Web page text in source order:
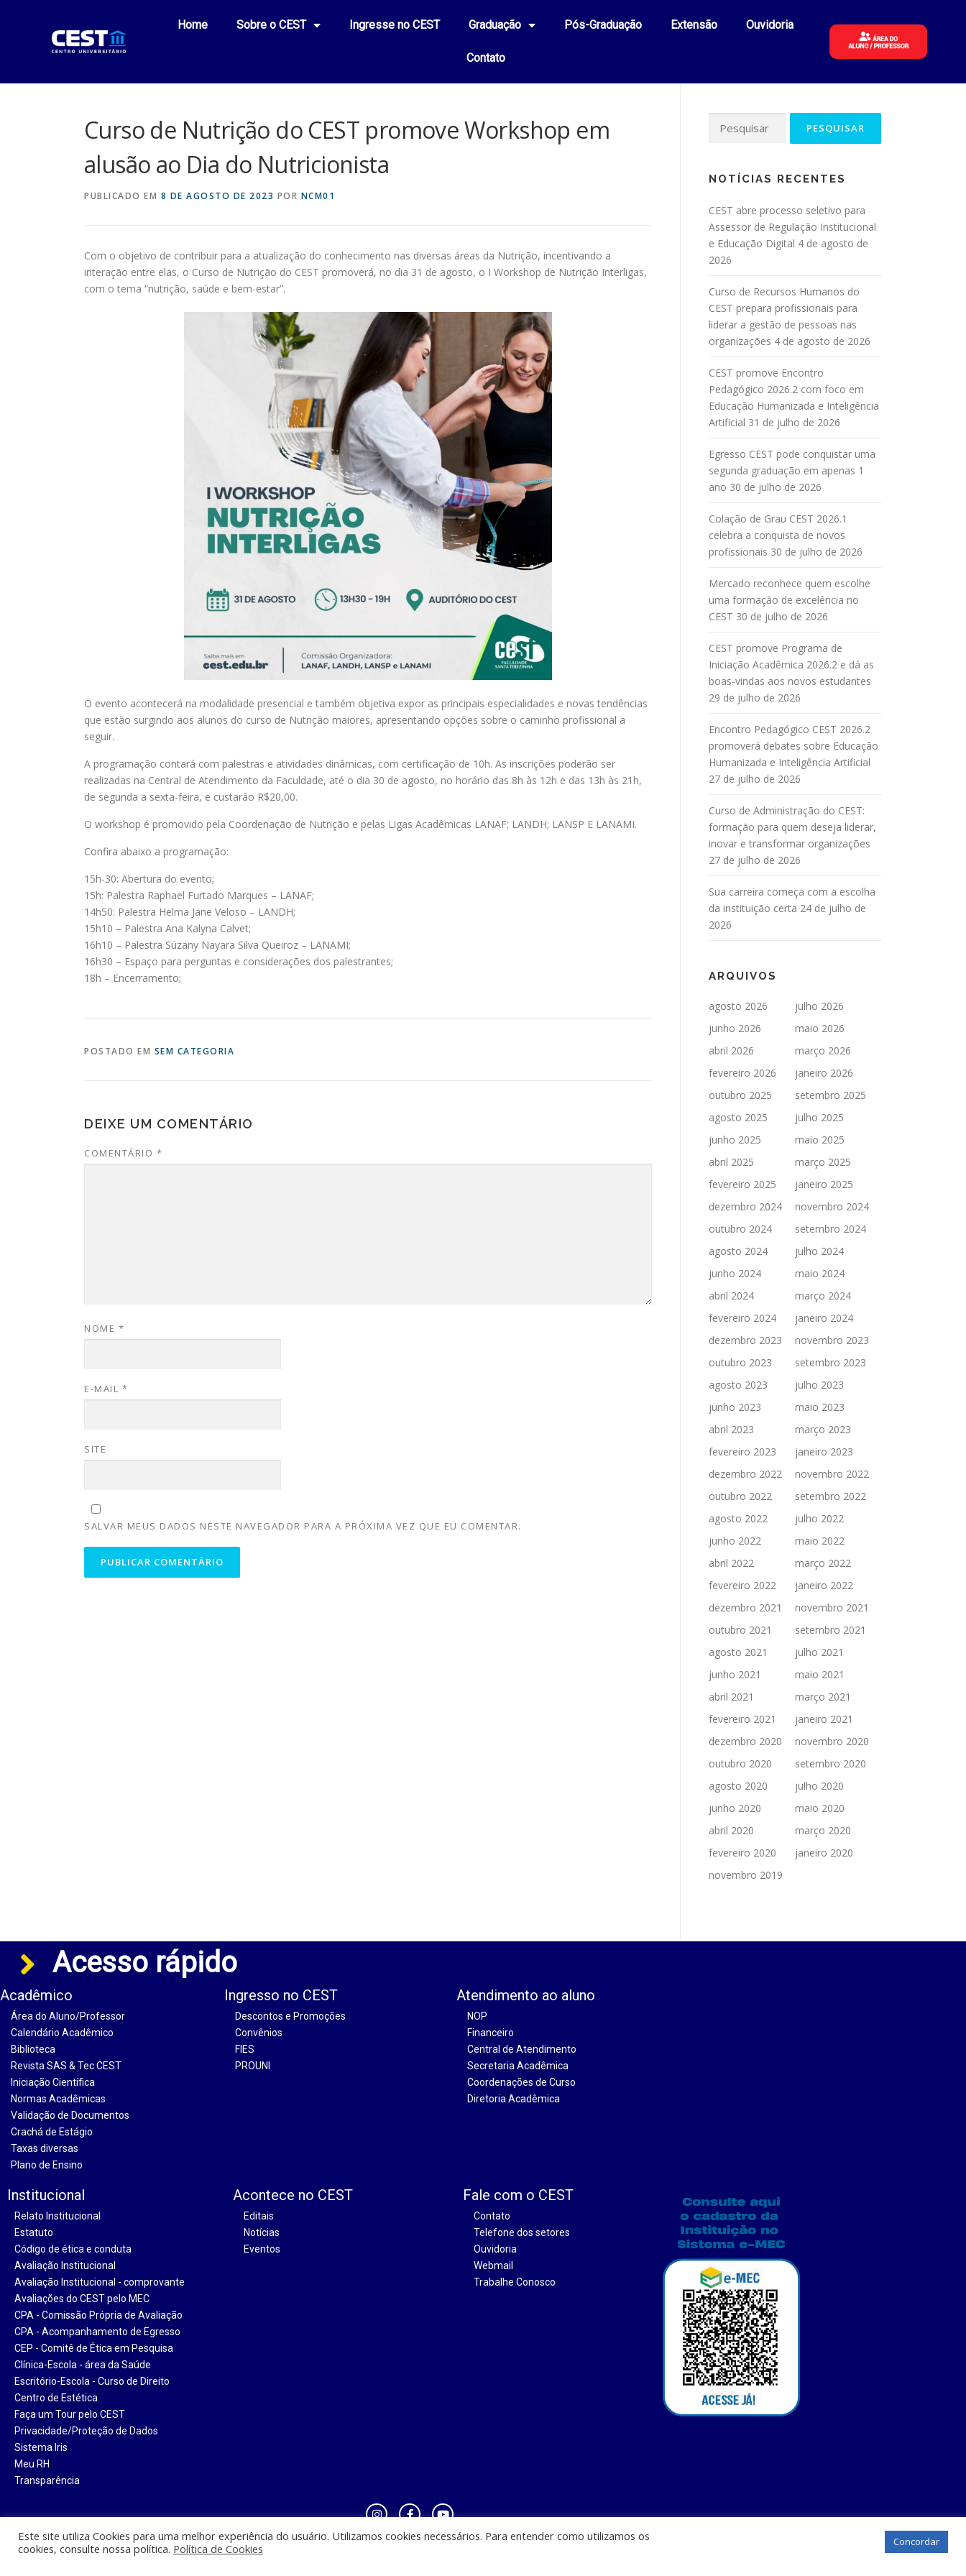
Home Sobre o CEST Ingresse no CEST Graduação Pós-Graduação Extensão Ouvidoria
Contato
Curso de Nutrição do CEST promove Workshop em
alusão ao Dia do Nutricionista
PUBLICADO EM 8 DE AGOSTO DE 2023 POR NCM01
Com o objetivo de contribuir para a atualização do conhecimento nas diversas áreas da Nutrição, incentivando a
interação entre elas, o Curso de Nutrição do CEST promoverá, no dia 31 de agosto, o I Workshop de Nutrição Interligas,
com o tema “nutrição, saúde e bem-estar”.
O evento acontecerá na modalidade presencial e também objetiva expor as principais especialidades e novas tendências
que estão surgindo aos alunos do curso de Nutrição maiores, apresentando opções sobre o caminho profissional a
seguir.
A programação contará com palestras e atividades dinâmicas, com certificação de 10h. As inscrições poderão ser
realizadas na Central de Atendimento da Faculdade, até o dia 30 de agosto, no horário das 8h às 12h e das 13h às 21h,
de segunda a sexta-feira, e custarão R$20,00.
O workshop é promovido pela Coordenação de Nutrição e pelas Ligas Acadêmicas LANAF; LANDH; LANSP E LANAMI.
Confira abaixo a programação:
15h-30: Abertura do evento;
15h: Palestra Raphael Furtado Marques – LANAF;
14h50: Palestra Helma Jane Veloso – LANDH;
15h10 – Palestra Ana Kalyna Calvet;
16h10 – Palestra Súzany Nayara Silva Queiroz – LANAMI;
16h30 – Espaço para perguntas e considerações dos palestrantes;
18h – Encerramento;
POSTADO EM SEM CATEGORIA
DEIXE UM COMENTÁRIO
COMENTÁRIO *
NOME *
E-MAIL *
SITE
SALVAR MEUS DADOS NESTE NAVEGADOR PARA A PRÓXIMA VEZ QUE EU COMENTAR.
NOTÍCIAS RECENTES
CEST abre processo seletivo para
Assessor de Regulação Institucional
e Educação Digital 4 de agosto de
2026
Curso de Recursos Humanos do
CEST prepara profissionais para
liderar a gestão de pessoas nas
organizações 4 de agosto de 2026
CEST promove Encontro
Pedagógico 2026.2 com foco em
Educação Humanizada e Inteligência
Artificial 31 de julho de 2026
Egresso CEST pode conquistar uma
segunda graduação em apenas 1
ano 30 de julho de 2026
Colação de Grau CEST 2026.1
celebra a conquista de novos
profissionais 30 de julho de 2026
Mercado reconhece quem escolhe
uma formação de excelência no
CEST 30 de julho de 2026
CEST promove Programa de
Iniciação Acadêmica 2026.2 e dá as
boas-vindas aos novos estudantes
29 de julho de 2026
Encontro Pedagógico CEST 2026.2
promoverá debates sobre Educação
Humanizada e Inteligência Artificial
27 de julho de 2026
Curso de Administração do CEST:
formação para quem deseja liderar,
inovar e transformar organizações
27 de julho de 2026
Sua carreira começa com a escolha
da instituição certa 24 de julho de
2026
ARQUIVOS
agosto 2026
julho 2026
junho 2026
maio 2026
abril 2026
março 2026
fevereiro 2026
janeiro 2026
outubro 2025
setembro 2025
agosto 2025
julho 2025
junho 2025
maio 2025
abril 2025
março 2025
fevereiro 2025
janeiro 2025
dezembro 2024
novembro 2024
outubro 2024
setembro 2024
agosto 2024
julho 2024
junho 2024
maio 2024
abril 2024
março 2024
fevereiro 2024
janeiro 2024
dezembro 2023
novembro 2023
outubro 2023
setembro 2023
agosto 2023
julho 2023
junho 2023
maio 2023
abril 2023
março 2023
fevereiro 2023
janeiro 2023
dezembro 2022
novembro 2022
outubro 2022
setembro 2022
agosto 2022
julho 2022
junho 2022
maio 2022
abril 2022
março 2022
fevereiro 2022
janeiro 2022
dezembro 2021
novembro 2021
outubro 2021
setembro 2021
agosto 2021
julho 2021
junho 2021
maio 2021
abril 2021
março 2021
fevereiro 2021
janeiro 2021
dezembro 2020
novembro 2020
outubro 2020
setembro 2020
agosto 2020
julho 2020
junho 2020
maio 2020
abril 2020
março 2020
fevereiro 2020
janeiro 2020
novembro 2019
Acesso rápido
Acadêmico
Área do Aluno/Professor
Calendário Acadêmico
Biblioteca
Revista SAS & Tec CEST
Iniciação Científica
Normas Acadêmicas
Validação de Documentos
Crachá de Estágio
Taxas diversas
Plano de Ensino
Ingresso no CEST
Descontos e Promoções
Convênios
FIES
PROUNI
Atendimento ao aluno
NOP
Financeiro
Central de Atendimento
Secretaria Acadêmica
Coordenações de Curso
Diretoria Acadêmica
Institucional
Relato Institucional
Estatuto
Código de ética e conduta
Avaliação Institucional
Avaliação Institucional - comprovante
Avaliações do CEST pelo MEC
CPA - Comissão Própria de Avaliação
CPA - Acompanhamento de Egresso
CEP - Comitê de Ética em Pesquisa
Clínica-Escola - área da Saúde
Escritório-Escola - Curso de Direito
Centro de Estética
Faça um Tour pelo CEST
Privacidade/Proteção de Dados
Sistema Iris
Meu RH
Transparência
Acontece no CEST
Editais
Notícias
Eventos
Fale com o CEST
Contato
Telefone dos setores
Ouvidoria
Webmail
Trabalhe Conosco
Este site utiliza Cookies para uma melhor experiência do usuário. Utilizamos cookies necessários. Para entender como utilizamos os
cookies, consulte nossa política. Política de Cookies Concordar